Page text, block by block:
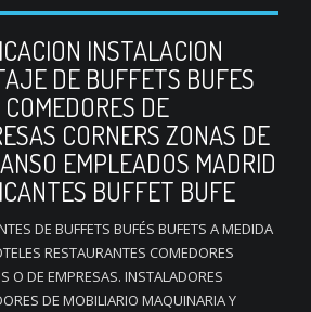
INSTALACION
DE BUFFETS BUFES
DE
CORNERS ZONAS DE
EMPLEADOS MADRID
BUFFET BUFE
DE BUFFETS BUFÉS BUFETS A MEDIDA
RESTAURANTES COMEDORES
O DE EMPRESAS. INSTALADORES
DE MOBILIARIO MAQUINARIA Y